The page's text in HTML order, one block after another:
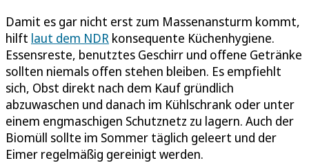
Damit es gar nicht erst zum Massenansturm kommt,
hilft laut dem NDR konsequente Küchenhygiene.
Essensreste, benutztes Geschirr und offene Getränke
sollten niemals offen stehen bleiben. Es empfiehlt
sich, Obst direkt nach dem Kauf gründlich
abzuwaschen und danach im Kühlschrank oder unter
einem engmaschigen Schutznetz zu lagern. Auch der
Biomüll sollte im Sommer täglich geleert und der
Eimer regelmäßig gereinigt werden.